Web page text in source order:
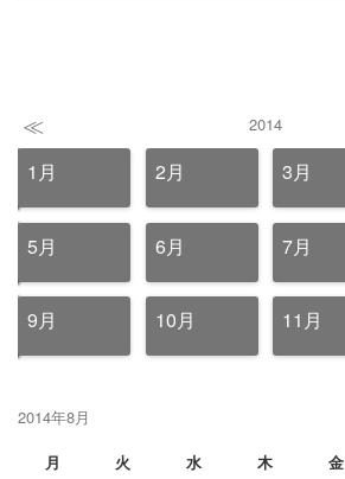
≪ 2014
1月 2月 3月
5月 6月 7月
9月 10月 11月
2014年8月
月
火 水 木 金